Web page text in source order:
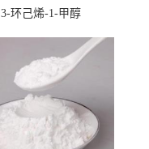
3-环己烯-1-甲醇